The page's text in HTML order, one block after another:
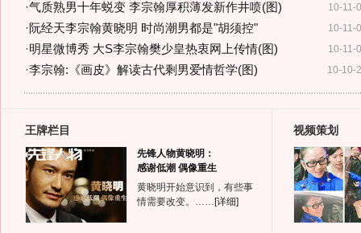
10-11-
·气质熟男十年蜕变 李宗翰厚积薄发新作井喷(图)
10-11-
·阮经天李宗翰黄晓明 时尚潮男都是"胡须控"
10-11-
·明星微博秀 大S李宗翰樊少皇热衷网上传情(图)
10-10-
·李宗翰:《画皮》解读古代剩男爱情哲学(图)
王牌栏目
先锋人物黄晓明：
感谢低潮 偶像重生
黄晓明开始意识到，有些事
情需要改变。…… [详细]
视频策划